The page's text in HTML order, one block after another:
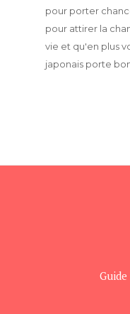
pour porter
pour attirer la
vie et qu'en plus
japonais porte